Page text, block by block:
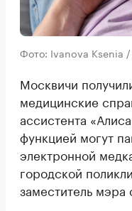
Фото: Ivanova Ksenia
Москвичи
медицинские
ассистента
функцией могут
электронной
городской
заместитель мэра